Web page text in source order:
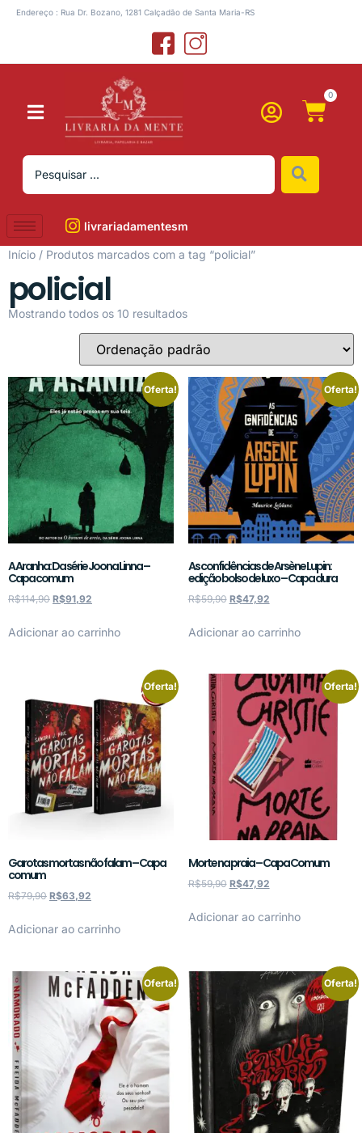
Endereço : Rua Dr. Bozano, 1281 Calçadão de Santa Maria-RS
0
livrariadamentesm
Início / Produtos marcados com a tag “policial”
policial
Mostrando todos os 10 resultados
Oferta!
A Aranha: Da série Joona Linna –
Capa comum
R$114,90 R$91,92
Adicionar ao carrinho
Oferta!
As confidências de Arsène Lupin:
edição bolso de luxo – Capa dura
R$59,90 R$47,92
Adicionar ao carrinho
Oferta!
Garotas mortas não falam – Capa
comum
R$79,90 R$63,92
Adicionar ao carrinho
Oferta!
Morte na praia – Capa Comum
R$59,90 R$47,92
Adicionar ao carrinho
Oferta! Oferta!